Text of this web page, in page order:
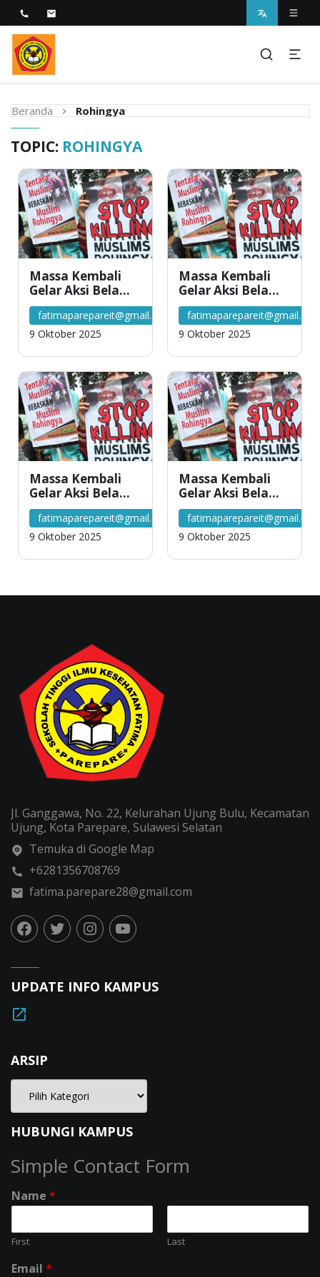
STIKES Fatima Parepare
Melayani dengan Kebijaksanaan Kasih
Beranda Rohingya
TOPIC: ROHINGYA
Massa Kembali
Gelar Aksi Bela
Rohingya di
Kedubes
Myanmar
fatimaparepareit@gmail.com
9 Oktober 2025
Massa Kembali
Gelar Aksi Bela
Rohingya di
Kedubes
Myanmar
9 Oktober 2025
Massa Kembali
Gelar Aksi Bela
Rohingya di
Kedubes
Myanmar
fatimaparepareit@gmail.com
9 Oktober 2025
Massa Kembali
Gelar Aksi Bela
Rohingya di
Kedubes
Myanmar
9 Oktober 2025
Jl. Ganggawa, No. 22, Kelurahan Ujung Bulu, Kecamatan
Ujung, Kota Parepare, Sulawesi Selatan
Temuka di Google Map
+6281356708769
fatima.parepare28@gmail.com
UPDATE INFO KAMPUS
ARSIP
HUBUNGI KAMPUS
Simple Contact Form
Name *
First Last
Email *